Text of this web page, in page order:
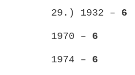
29.) 1932 – 6
1970 – 6
1974 – 6